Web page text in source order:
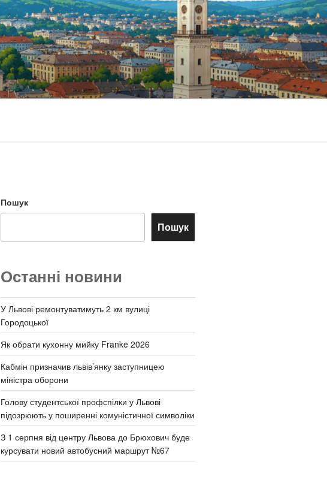
Пошук
Пошук
Останні новини
У Львові ремонтуватимуть 2 км вулиці
Городоцької
Як обрати кухонну мийку Franke 2026
Кабмін призначив львів’янку заступницею
міністра оборони
Голову студентської профспілки у Львові
підозрюють у поширенні комуністичної символіки
З 1 серпня від центру Львова до Брюхович буде
курсувати новий автобусний маршрут №67